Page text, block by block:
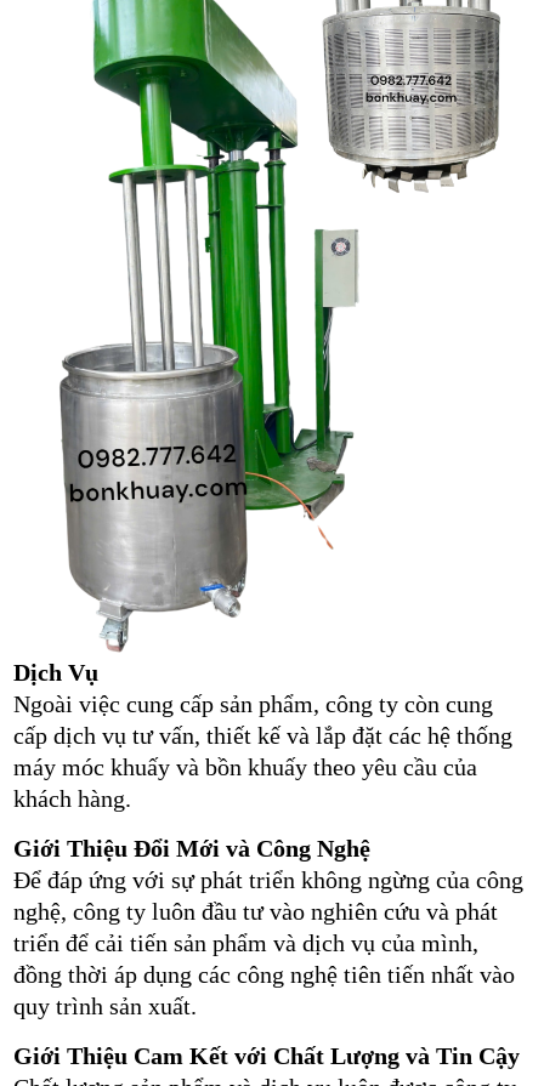
Dịch Vụ
Ngoài việc cung cấp sản phẩm, công ty còn cung
cấp dịch vụ tư vấn, thiết kế và lắp đặt các hệ thống
máy móc khuấy và bồn khuấy theo yêu cầu của
khách hàng.
Giới Thiệu Đổi Mới và Công Nghệ
Để đáp ứng với sự phát triển không ngừng của công
nghệ, công ty luôn đầu tư vào nghiên cứu và phát
triển để cải tiến sản phẩm và dịch vụ của mình,
đồng thời áp dụng các công nghệ tiên tiến nhất vào
quy trình sản xuất.
Giới Thiệu Cam Kết với Chất Lượng và Tin Cậy